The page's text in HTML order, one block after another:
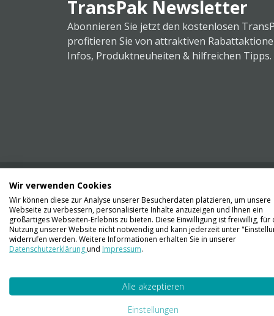
TransPak Newsletter
Abonnieren Sie jetzt den kostenlosen
profitieren Sie von attraktiven
Infos, Produktneuheiten & hilfreichen Tipps.
Kontaktieren Sie uns
061 711 73 56
Verpackungslexikon
FAQ
Wir verwenden Cookies
Wir können diese zur Analyse unserer Besucherdaten platzieren, um unsere
Webseite zu verbessern, personalisierte Inhalte anzuzeigen und Ihnen ein
großartiges Webseiten-Erlebnis zu bieten. Diese Einwilligung ist freiwillig, für
Nutzung unserer Website nicht notwendig und kann jederzeit unter
widerrufen werden. Weitere Informationen erhalten Sie in unserer
Datenschutzerklärungund Impressum.
Alle akzeptieren
Einstellungen